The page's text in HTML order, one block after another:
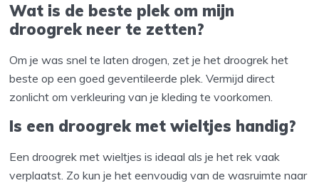
Wat is de beste plek om mijn
droogrek neer te zetten?
Om je was snel te laten drogen, zet je het droogrek het
beste op een goed geventileerde plek. Vermijd direct
zonlicht om verkleuring van je kleding te voorkomen.
Is een droogrek met wieltjes handig?
Een droogrek met wieltjes is ideaal als je het rek vaak
verplaatst. Zo kun je het eenvoudig van de wasruimte naar